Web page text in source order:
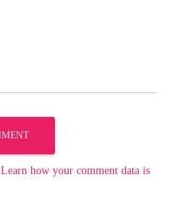
Learn how your comment data is